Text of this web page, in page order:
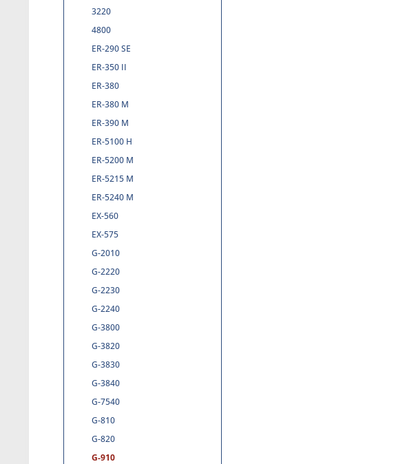
3220
4800
ER-290 SE
ER-350 II
ER-380
ER-380 M
ER-390 M
ER-5100 H
ER-5200 M
ER-5215 M
ER-5240 M
EX-560
EX-575
G-2010
G-2220
G-2230
G-2240
G-3800
G-3820
G-3830
G-3840
G-7540
G-810
G-820
G-910